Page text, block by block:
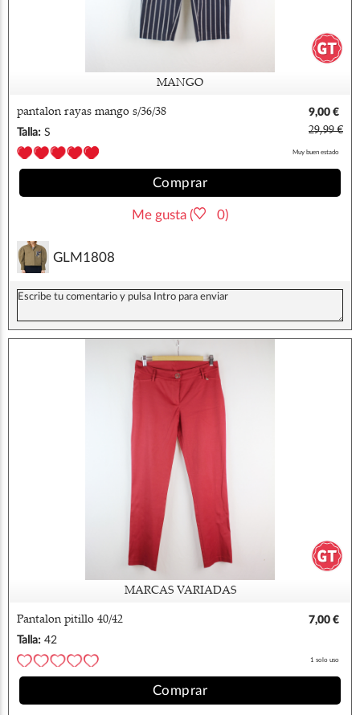
MANGO
pantalon rayas mango s/36/38
9,00 €
Talla: S 29,99 €
Muy buen estado
Comprar
Me gusta ( 0)
GLM1808
MARCAS VARIADAS
Pantalon pitillo 40/42
7,00 €
Talla: 42
1 solo uso
Comprar